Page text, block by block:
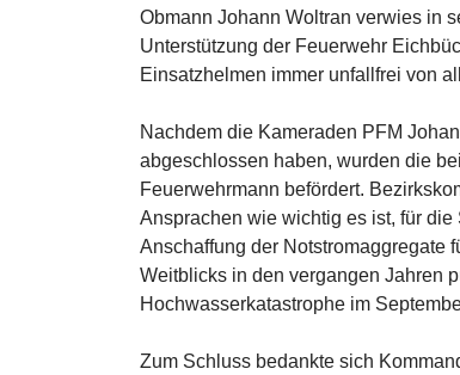
Obmann Johann Woltran verwies in
Unterstützung der Feuerwehr
Einsatzhelmen immer unfallfrei von
Nachdem die Kameraden PFM
abgeschlossen haben, wurden die
Feuerwehrmann befördert.
Ansprachen wie wichtig es ist, für
Anschaffung der Notstromaggregate
Weitblicks in den vergangen Jahren
Hochwasserkatastrophe im
Zum Schluss bedankte sich